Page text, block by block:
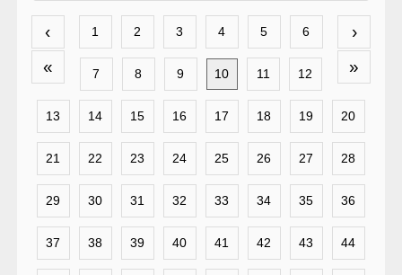
‹
«
›
»
1 2 3 4 5 6
7 8 9 10 11 12
13 14 15 16 17 18 19 20
21 22 23 24 25 26 27 28
29 30 31 32 33 34 35 36
37 38 39 40 41 42 43 44